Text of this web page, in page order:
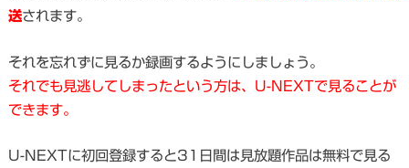
送されます。
それを忘れずに見るか録画するようにしましょう。
それでも見逃してしまったという方は、U-NEXTで見ることが
できます。
U-NEXTに初回登録すると31日間は見放題作品は無料で見る